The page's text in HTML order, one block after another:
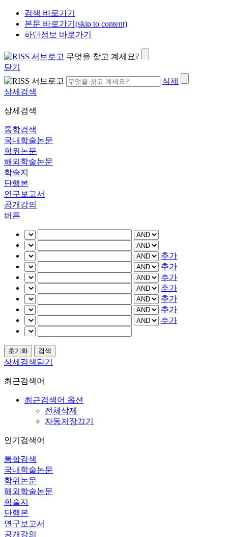
검색 바로가기
본문 바로가기(skip to content)
하단정보 바로가기
무엇을 찾고 계세요?
닫기
삭제
상세검색
상세검색
통합검색
국내학술논문
학위논문
해외학술논문
학술지
단행본
연구보고서
공개강의
버튼
추가
추가
추가
추가
추가
추가
추가
상세검색닫기
최근검색어
최근검색어 옵션
전체삭제
자동저장끄기
인기검색어
통합검색
국내학술논문
학위논문
해외학술논문
학술지
단행본
연구보고서
공개강의